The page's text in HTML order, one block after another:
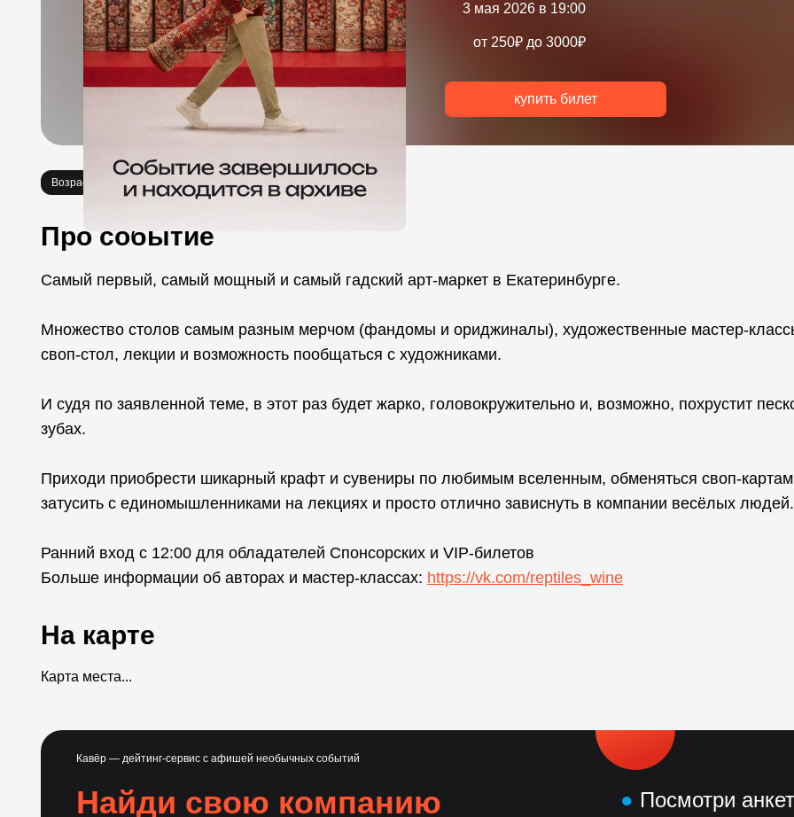
купить билет
3 мая 2026 в 19:00
от 250₽ до 3000₽
Возраст 0+ Выставки Фестивали Мастер-классы
Про событие
Самый первый, самый мощный и самый гадский арт-маркет в Екатеринбурге.
Множество столов самым разным мерчом (фандомы и ориджиналы), художественные мастер-
своп-стол, лекции и возможность пообщаться с художниками.
И судя по заявленной теме, в этот раз будет жарко, головокружительно и, возможно, похрустит
зубах.
Приходи приобрести шикарный крафт и сувениры по любимым вселенным, обменяться своп-
затусить с единомышленниками на лекциях и просто отлично зависнуть в компании весёлых людей.
Ранний вход с 12:00 для обладателей Спонсорских и VIP-билетов
Больше информации об авторах и мастер-классах: https://vk.com/reptiles_wine
На карте
Карта места...
Кавёр — дейтинг-сервис с афишей необычных событий
Найди свою компанию
● Посмотри